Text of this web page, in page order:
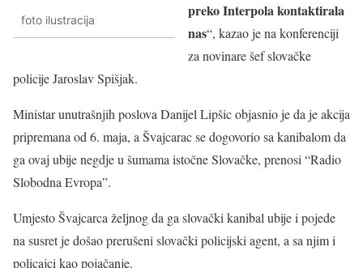
foto ilustracija
preko Interpola kontaktirala
nas“, kazao je na konferenciji
za novinare šef slovačke
policije Jaroslav Spišjak.
Ministar unutrašnjih poslova Danijel Lipšic objasnio je da je akcija
pripremana od 6. maja, a Švajcarac se dogovorio sa kanibalom da
ga ovaj ubije negdje u šumama istočne Slovačke, prenosi “Radio
Slobodna Evropa”.
Umjesto Švajcarca željnog da ga slovački kanibal ubije i pojede
na susret je došao prerušeni slovački policijski agent, a sa njim i
policajci kao pojačanje.